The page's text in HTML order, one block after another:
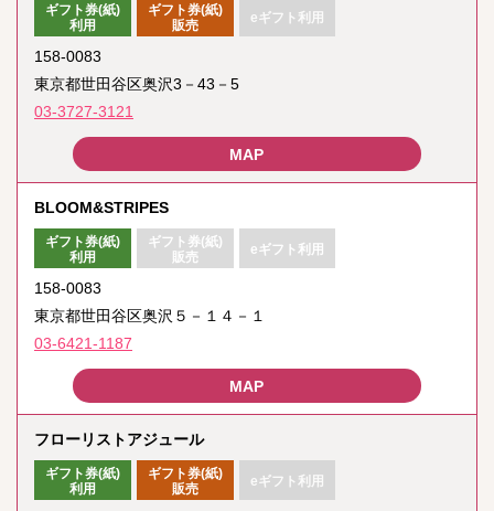
ギフト券(紙)
利用
ギフト券(紙)
販売
eギフト利用
158-0083
東京都世田谷区奥沢3－43－5
03-3727-3121
BLOOM&STRIPES
ギフト券(紙)
利用
ギフト券(紙)
販売
eギフト利用
158-0083
東京都世田谷区奥沢５－１４－１
03-6421-1187
フローリストアジュール
ギフト券(紙)
利用
ギフト券(紙)
販売
eギフト利用